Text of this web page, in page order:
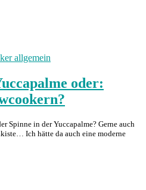
allgemein
oder:
Spinne in der Yuccapalme? Gerne auch
Ich hätte da auch eine moderne